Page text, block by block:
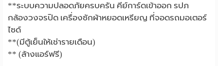
**ระบบความปลอดภัยครบครัน คีย์การ์ดเข้าออก รปภ
กล้องวงจรปิด เครื่องซักผ้าหยอดเหรียญ ที่จอดรถมอเตอร์
ไซด์
**(มีตู้เย็นให้เช่ารายเดือน)
** (ล้างแอร์ฟรี)